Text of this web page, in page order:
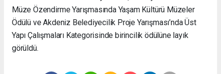
Müze Özendirme Yarışmasında Yaşam Kültürü Müzeler
Ödülü ve Akdeniz Belediyecilik Proje Yarışması’nda Üst
Yapı Çalışmaları Kategorisinde birincilik ödülüne layık
görüldü.